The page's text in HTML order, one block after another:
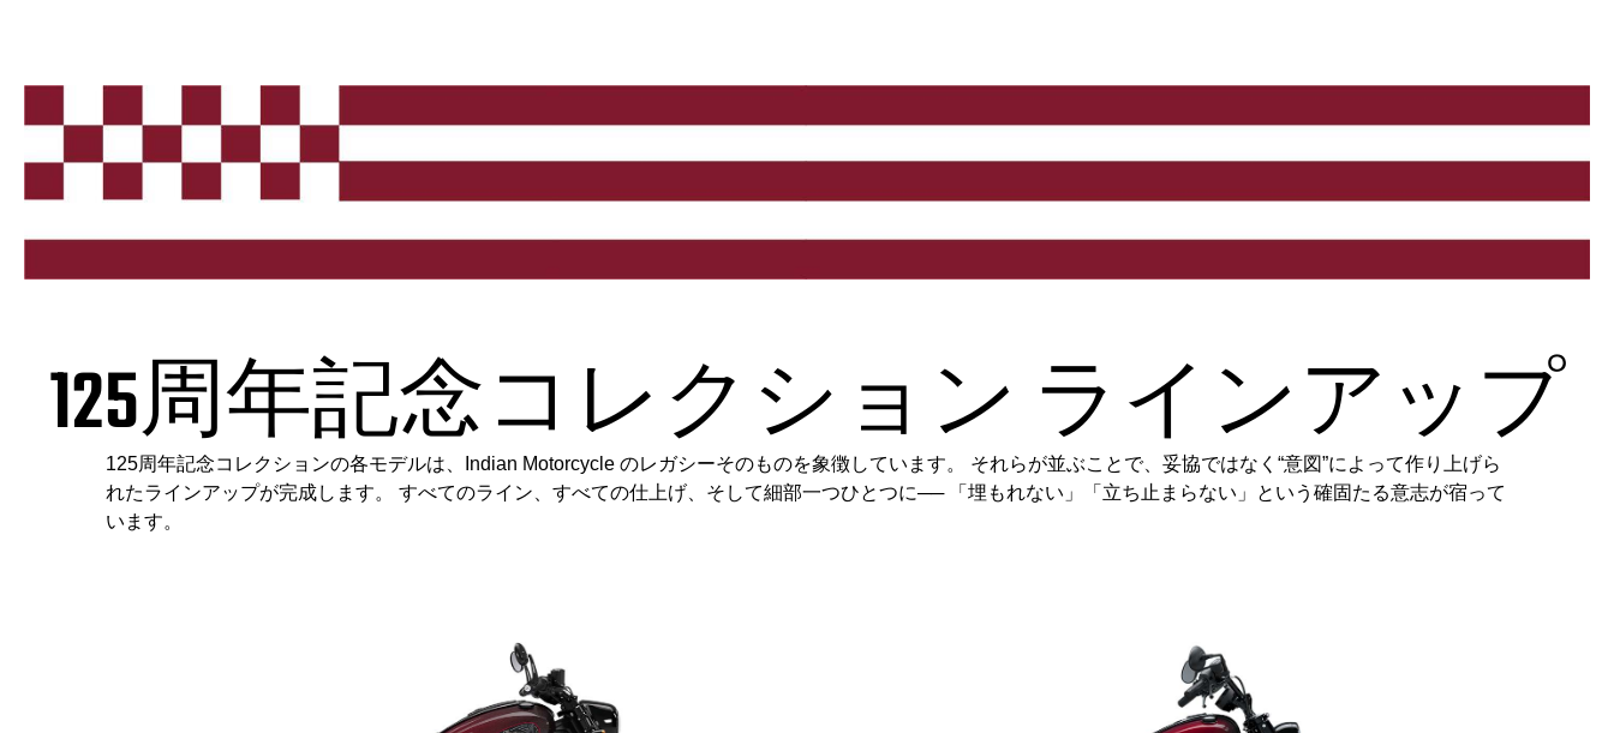
125周年記念コレクション ラインアップ
125周年記念コレクションの各モデルは、Indian Motorcycle のレガシーそのものを象徴しています。 それらが並ぶことで、妥協ではなく“意図”によって作り上げら
れたラインアップが完成します。 すべてのライン、すべての仕上げ、そして細部一つひとつに── 「埋もれない」「立ち止まらない」という確固たる意志が宿って
います。